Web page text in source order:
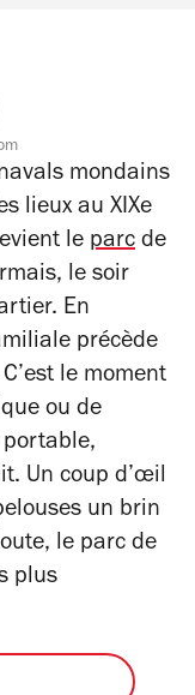
mondains
lieux au XIXe
le parc de
le soir
En
précède
le moment
ou de
portable,
Un coup d’œil
un brin
le parc de
plus